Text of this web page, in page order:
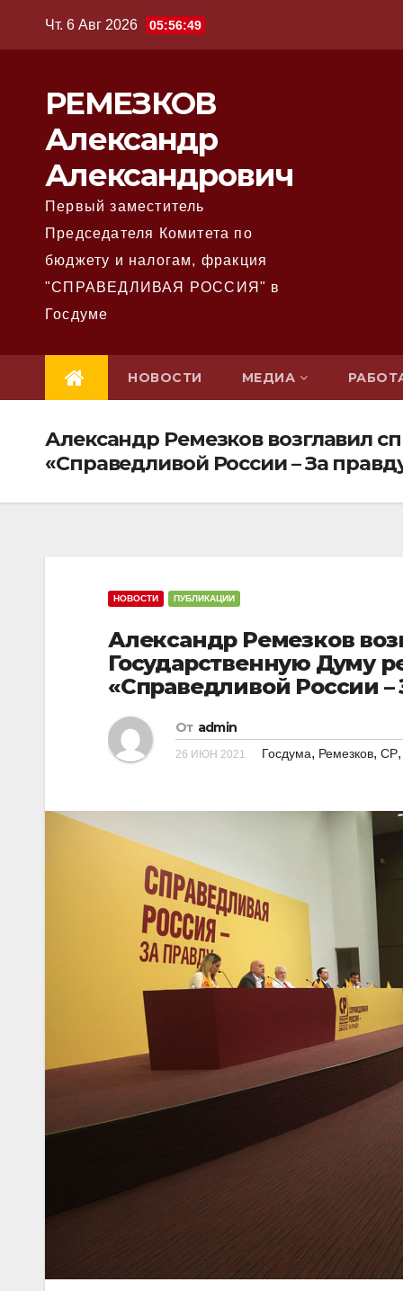
Чт. 6 Авг 2026 05:56:50
РЕМЕЗКОВ
Александр
Александрович
Первый заместитель
Председателя Комитета по
бюджету и налогам, фракция
"СПРАВЕДЛИВАЯ РОССИЯ" в
Госдуме
НОВОСТИ МЕДИА
Александр Ремезков возглавил
«Справедливой России – За
НОВОСТИ ПУБЛИКАЦИИ
Александр Ремезков
Государственную Думу
«Справедливой России –
От admin
26 ИЮН 2021 Госдума, Ремезков, СР,